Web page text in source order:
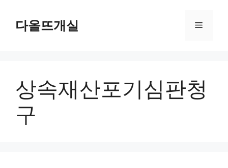
다올뜨개실 메
상속재산포기심판청
구